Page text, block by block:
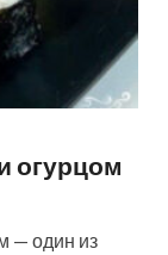
огурцом
— один из